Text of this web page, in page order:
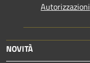
Autorizzazioni
NOVITÀ